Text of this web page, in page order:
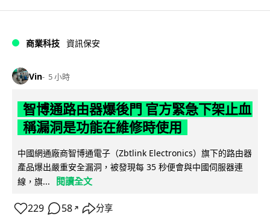
商業科技 資訊保安
Vin 5 小時
智博通路由器爆後門 官方緊急下架止血
稱漏洞是功能在維修時使用
中國網通廠商智博通電子（Zbtlink Electronics）旗下的路由器
產品爆出嚴重安全漏洞，被發現每 35 秒便會與中國伺服器連
線，旗...
閱讀全文
229 58 ↗ 分享